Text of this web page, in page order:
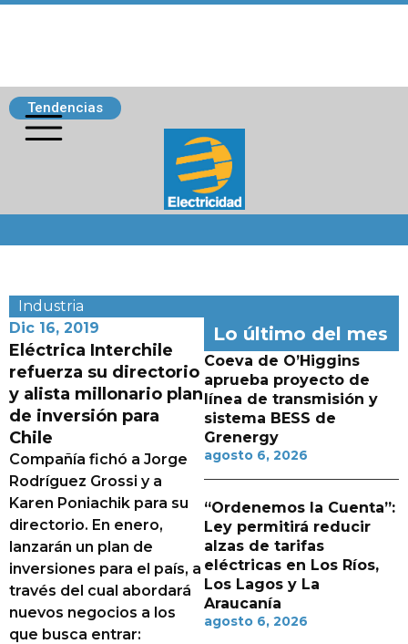
Tendencias
Industria
Dic 16, 2019
Eléctrica Interchile
refuerza su directorio
y alista millonario plan
de inversión para
Chile
Compañía fichó a Jorge
Rodríguez Grossi y a
Karen Poniachik para su
directorio. En enero,
lanzarán un plan de
inversiones para el país, a
través del cual abordará
nuevos negocios a los
que busca entrar:
Lo último del mes
Coeva de O’Higgins
aprueba proyecto de
línea de transmisión y
sistema BESS de
Grenergy
agosto 6, 2026
“Ordenemos la Cuenta”:
Ley permitirá reducir
alzas de tarifas
eléctricas en Los Ríos,
Los Lagos y La
Araucanía
agosto 6, 2026